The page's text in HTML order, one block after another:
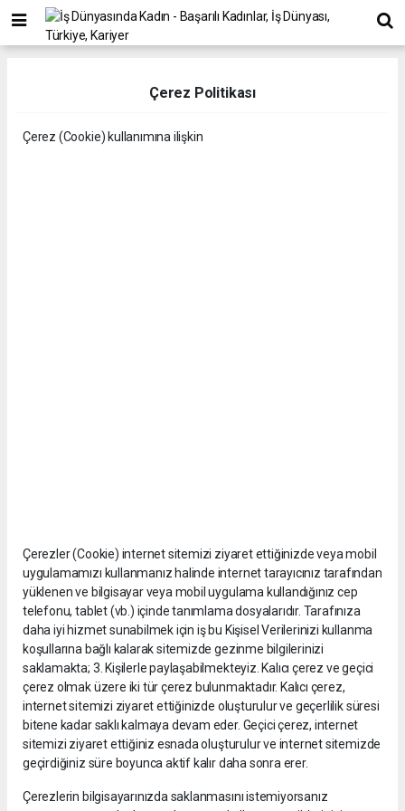
Çerez Politikası
Çerez (Cookie) kullanımına ilişkin
Çerezler (Cookie) internet sitemizi ziyaret ettiğinizde veya mobil
uygulamamızı kullanmanız halinde internet tarayıcınız tarafından
yüklenen ve bilgisayar veya mobil uygulama kullandığınız cep
telefonu, tablet (vb.) içinde tanımlama dosyalarıdır. Tarafınıza
daha iyi hizmet sunabilmek için iş bu Kişisel Verilerinizi kullanma
koşullarına bağlı kalarak sitemizde gezinme bilgilerinizi
saklamakta; 3. Kişilerle paylaşabilmekteyiz. Kalıcı çerez ve geçici
çerez olmak üzere iki tür çerez bulunmaktadır. Kalıcı çerez,
internet sitemizi ziyaret ettiğinizde oluşturulur ve geçerlilik süresi
bitene kadar saklı kalmaya devam eder. Geçici çerez, internet
sitemizi ziyaret ettiğiniz esnada oluşturulur ve internet sitemizde
geçirdiğiniz süre boyunca aktif kalır daha sonra erer.
Çerezlerin bilgisayarınızda saklanmasını istemiyorsanız